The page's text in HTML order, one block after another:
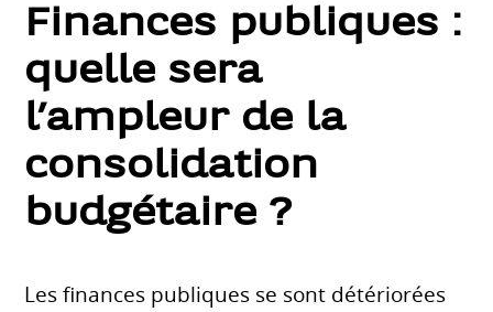
Finances publiques :
quelle sera
l’ampleur de la
consolidation
budgétaire ?
Les finances publiques se sont détériorées